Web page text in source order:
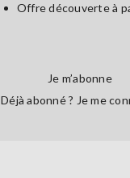
Offre découverte à
Je m’abonne
Déjà abonné ? Je me